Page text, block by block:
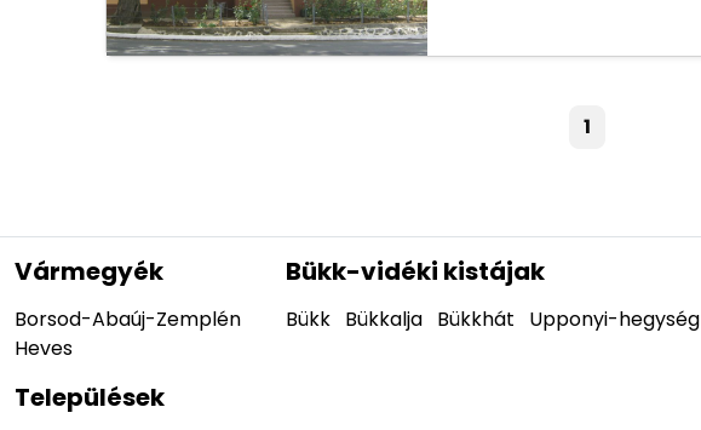
1
Vármegyék
Borsod-Abaúj-Zemplén
Heves
Bükk-vidéki kistájak
Bükk Bükkalja Bükkhát Upponyi-hegység
Települések